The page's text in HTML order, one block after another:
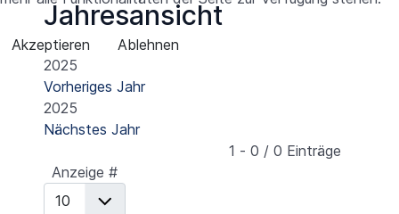
Jahresansicht
2025
Vorheriges Jahr
2025
Nächstes Jahr
1 - 0 / 0 Einträge
Anzeige #
Akzeptieren Ablehnen